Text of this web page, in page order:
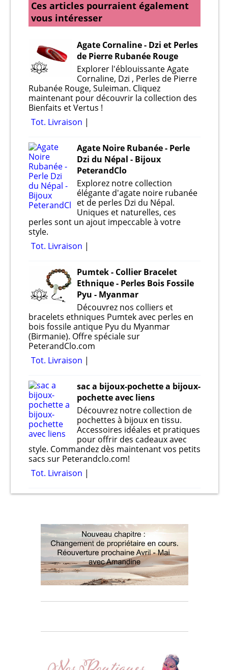
Ces articles pourraient également
vous intéresser
Agate Cornaline - Dzi et Perles
de Pierre Rubanée Rouge
Explorer l'éblouissante Agate
Cornaline, Dzi , Perles de Pierre
Rubanée Rouge, Suleiman. Cliquez
maintenant pour découvrir la collection des
Bienfaits et Vertus !
Tot. Livraison
Agate Noire Rubanée - Perle
Dzi du Népal - Bijoux
PeterandClo
Explorez notre collection
élégante d'agate noire rubanée
et de perles Dzi du Népal.
Uniques et naturelles, ces
perles sont un ajout impeccable à votre
style.
Tot. Livraison
Pumtek - Collier Bracelet
Ethnique - Perles Bois Fossile
Pyu - Myanmar
Découvrez nos colliers et
bracelets ethniques Pumtek avec perles en
bois fossile antique Pyu du Myanmar
(Birmanie). Offre spéciale sur
PeterandClo.com
Tot. Livraison
sac a bijoux-pochette a bijoux-
pochette avec liens
Découvrez notre collection de
pochettes à bijoux en tissu.
Accessoires idéales et pratiques
pour offrir des cadeaux avec
style. Commandez dès maintenant vos petits
sacs sur Peterandclo.com!
Tot. Livraison